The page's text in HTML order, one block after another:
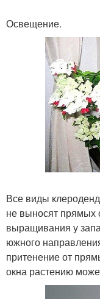
Освещение.
Все виды
не выносят прямых
выращивания у
южного
притенение от
окна растению